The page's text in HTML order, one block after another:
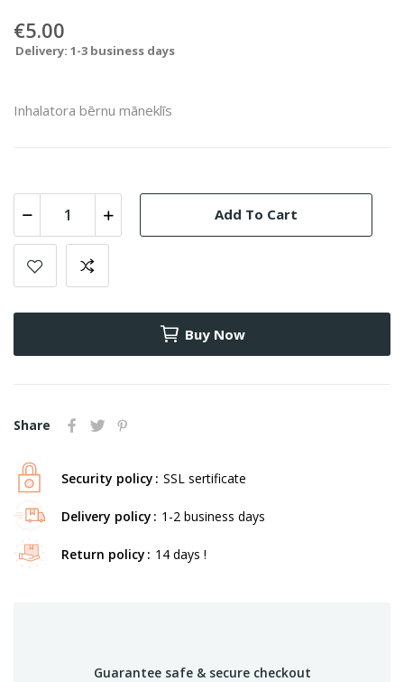
€5.00
Delivery: 1-3 business days
Inhalatora bērnu māneklīs
Add To Cart
Buy Now
Share
Security policy SSL sertificate
Delivery policy 1-2 business days
Return policy 14 days !
Guarantee safe & secure checkout